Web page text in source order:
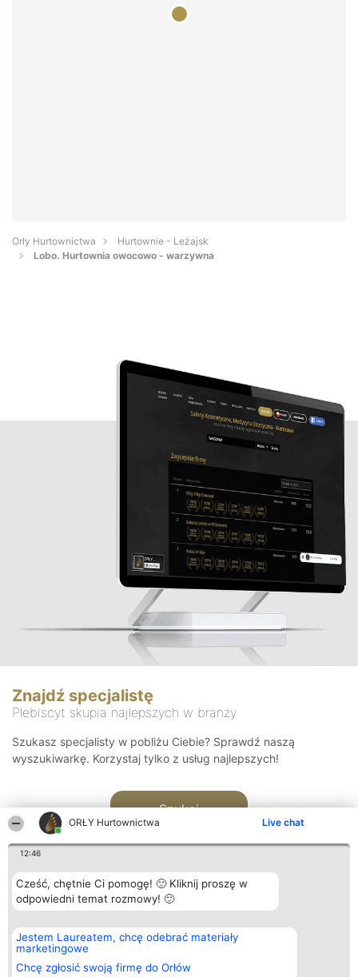
ORŁY Hurtownictwa Live chat
12:46
Cześć, chętnie Ci pomogę! 🙂 Kliknij proszę w
odpowiedni temat rozmowy! 🙂
Jestem Laureatem, chcę odebrać materiały
marketingowe
Chcę zgłosić swoją firmę do Orłów
Orły Hurtownictwa
Hurtownie - Leżajsk
Lobo. Hurtownia owocowo - warzywna
Znajdź specjalistę
Plebiscyt skupia najlepszych w branży
Szukasz specjalisty w pobliżu Ciebie? Sprawdź naszą
wyszukiwarkę. Korzystaj tylko z usług najlepszych!
Szukaj
Organizator plebiscytu
Bright Side Solutions sp. z o.
o. sp. k.
ul. Ruska 22
Wrocław 50-079
Plebiscyt
Laureaci
wszystkich
Laureatów
Kontakt
Kontakt